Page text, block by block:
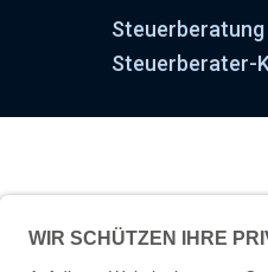
Steuerberatung
Steuerberater-